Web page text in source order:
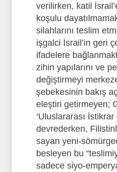
verilirken, katil
koşulu
silahlarını teslim
işgalci İsrail’in geri
ifadelere
zihin yapılarını ve
değiştirmeyi
şebekesinin bakış
eleştiri getirmeyen;
‘Uluslararası İstikrar
devrederken,
sayan yeni-
besleyen bu
sadece siyo-